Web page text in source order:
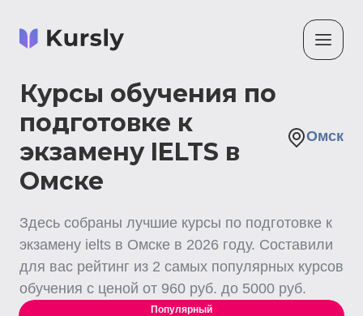
Курсы обучения по
подготовке к
экзамену IELTS в
Омске
Омск
Здесь собраны лучшие курсы по подготовке к
экзамену ielts в Омске в 2026 году. Составили
для вас рейтинг из 2 самых популярных курсов
обучения с ценой от 960 руб. до 5000 руб.
Популярный